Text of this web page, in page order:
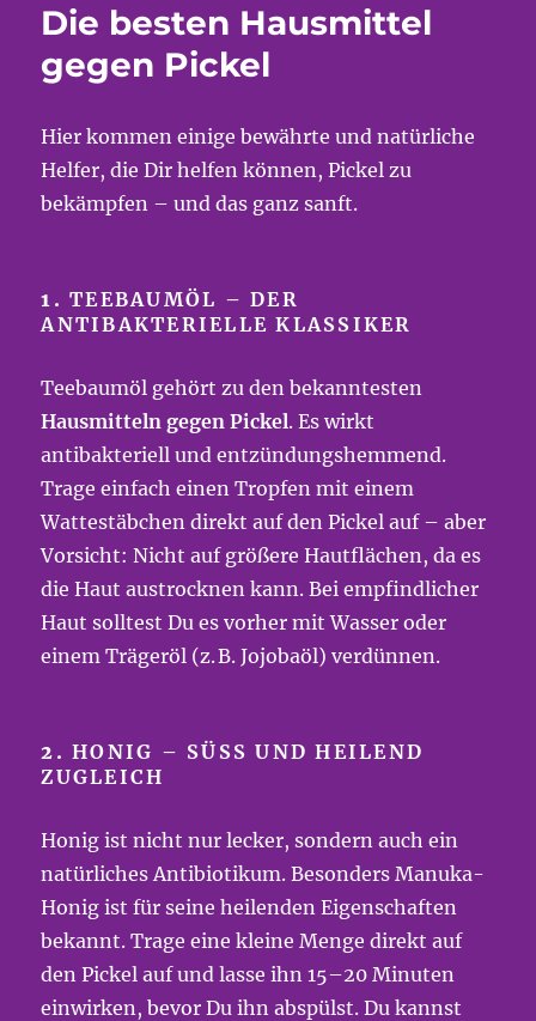
Die besten Hausmittel
gegen Pickel
Hier kommen einige bewährte und natürliche
Helfer, die Dir helfen können, Pickel zu
bekämpfen – und das ganz sanft.
1.TEEBAUMÖL – DER
ANTIBAKTERIELLE KLASSIKER
Teebaumöl gehört zu den bekanntesten
Hausmitteln gegen Pickel. Es wirkt
antibakteriell und entzündungshemmend.
Trage einfach einen Tropfen mit einem
Wattestäbchen direkt auf den Pickel auf – aber
Vorsicht: Nicht auf größere Hautflächen, da es
die Haut austrocknen kann. Bei empfindlicher
Haut solltest Du es vorher mit Wasser oder
einem Trägeröl (z. B. Jojobaöl) verdünnen.
2.HONIG – SÜSS UND HEILEND Z
UGLEICH
Honig ist nicht nur lecker, sondern auch ein
natürliches Antibiotikum. Besonders Manuka-
Honig ist für seine heilenden Eigenschaften
bekannt. Trage eine kleine Menge direkt auf
den Pickel auf und lasse ihn 15–20 Minuten
einwirken, bevor Du ihn abspülst. Du kannst